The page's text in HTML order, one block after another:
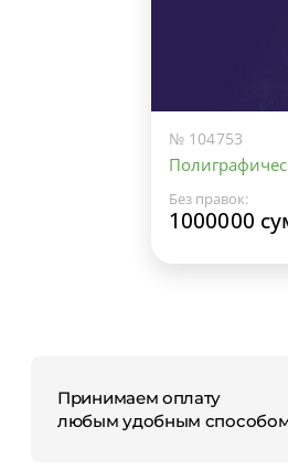
№ 104753
Без правок:
1000000
Принимаем оплату
любым удобным